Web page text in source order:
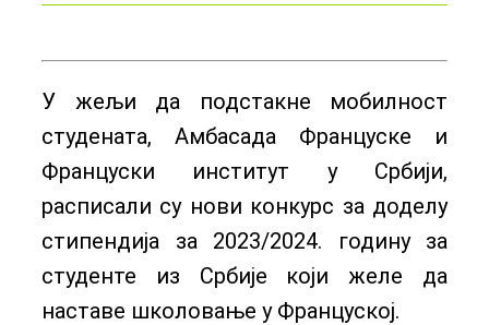
У жељи да подстакне мобилност
студената, Амбасада Француске и
Француски институт у Србији,
расписали су нови конкурс за доделу
стипендија за 2023/2024. годину за
студенте из Србије који желе да
наставе школовање у Француској.